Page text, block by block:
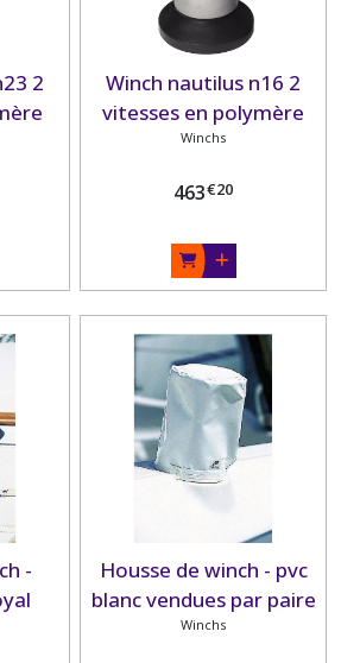
2
Winch nautilus n16 2
vitesses en polymère
BARTON
Winchs
463€20
-
Housse de winch - pvc
blanc vendues par paire
Winchs